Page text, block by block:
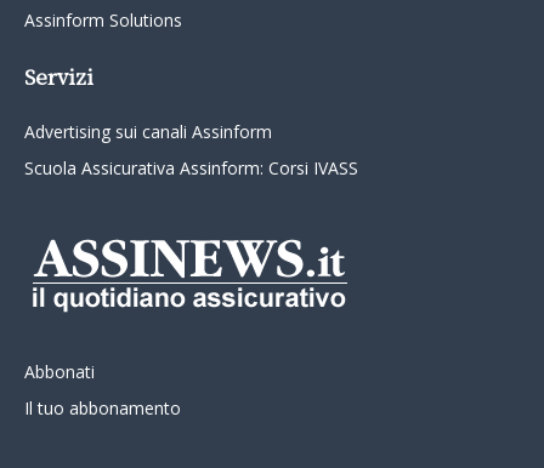
Assinform Solutions
Servizi
Advertising sui canali Assinform
Scuola Assicurativa Assinform: Corsi IVASS
Abbonati
Il tuo abbonamento